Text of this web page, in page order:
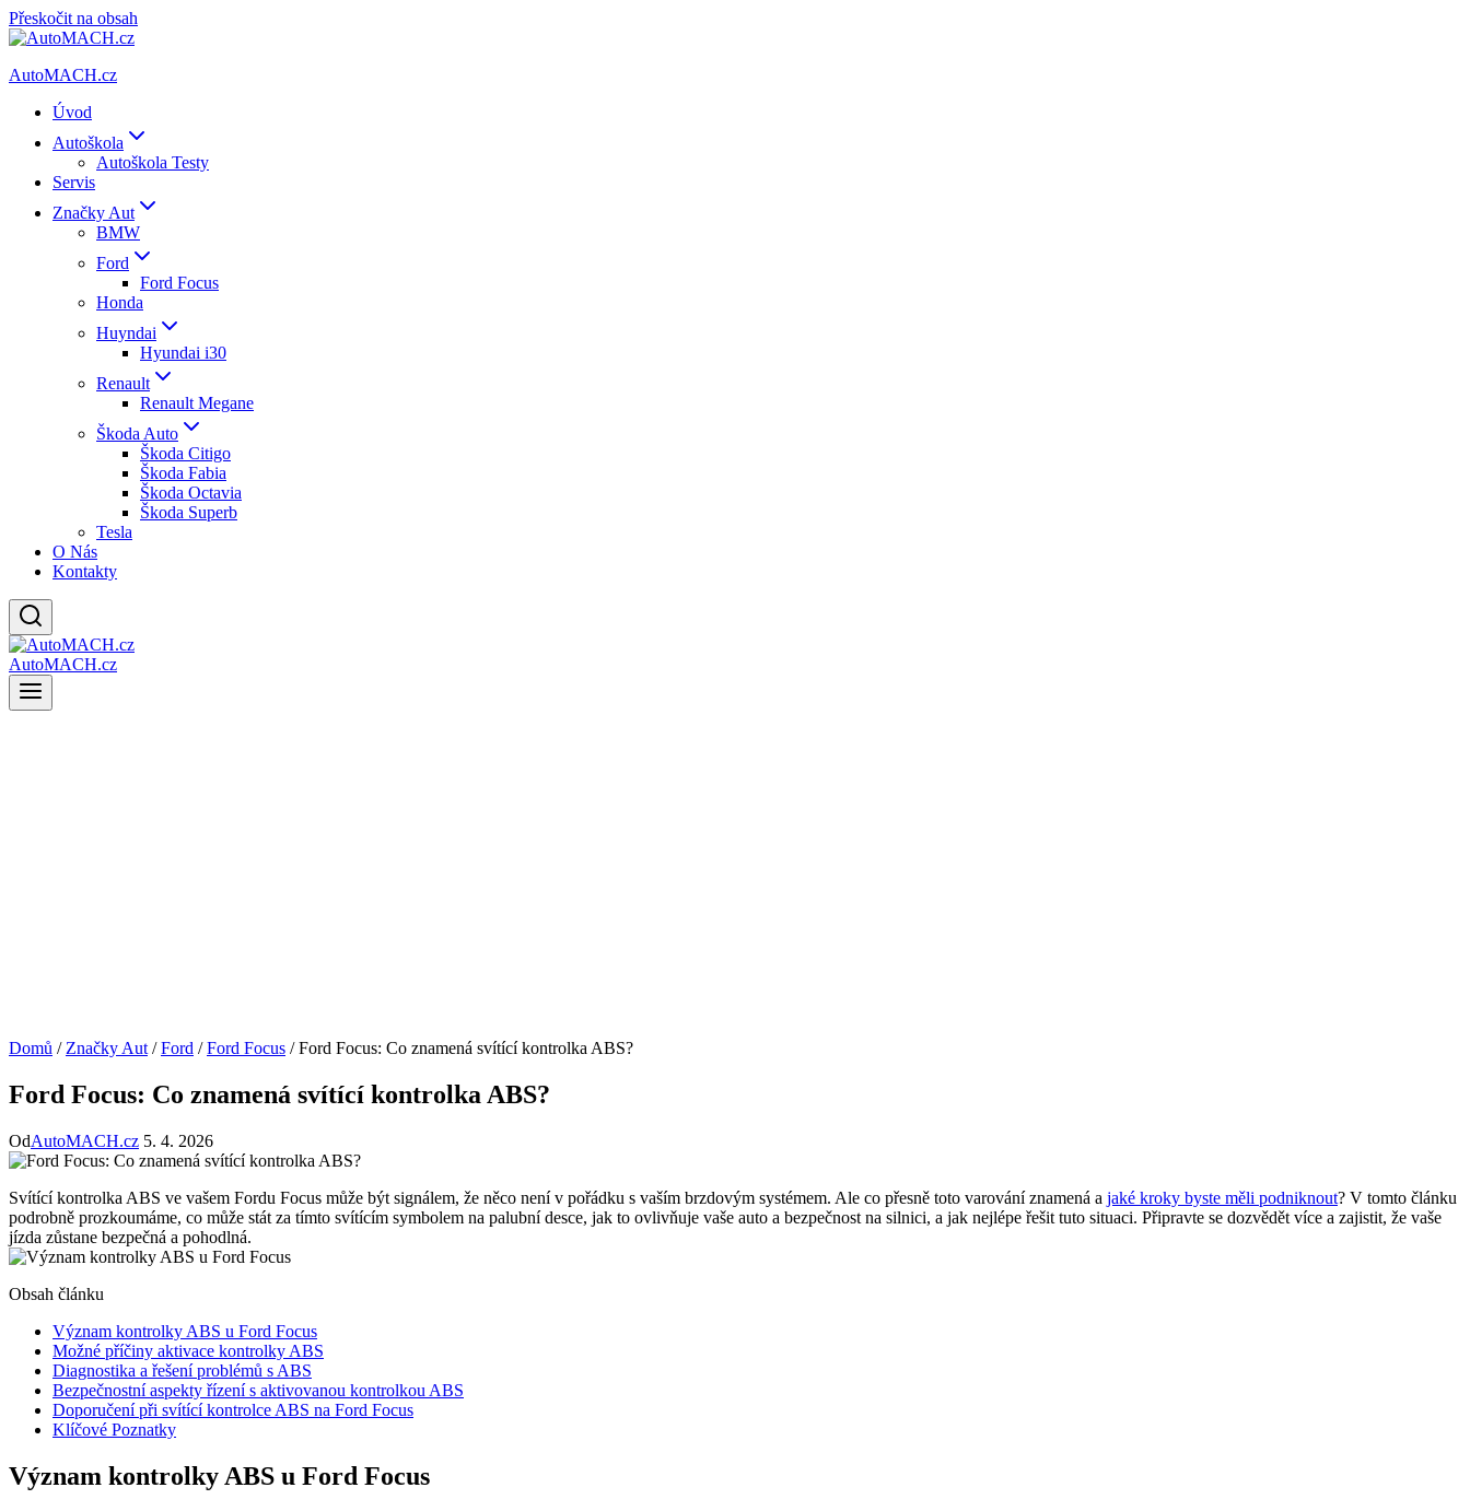
Přeskočit na obsah
AutoMACH.cz
Úvod
Autoškola
Autoškola Testy
Servis
Značky Aut
BMW
Ford
Ford Focus
Honda
Huyndai
Hyundai i30
Renault
Renault Megane
Škoda Auto
Škoda Citigo
Škoda Fabia
Škoda Octavia
Škoda Superb
Tesla
O Nás
Kontakty
AutoMACH.cz
Domů / Značky Aut / Ford / Ford Focus / Ford Focus: Co znamená svítící kontrolka ABS?
Ford Focus: Co znamená svítící kontrolka ABS?
OdAutoMACH.cz 5. 4. 2026
Svítící kontrolka ABS ve vašem Fordu Focus může být signálem, že něco není v pořádku s vaším brzdovým systémem. Ale co přesně toto varování znamená a jaké kroky byste měli podniknout? V tomto článku
podrobně prozkoumáme, co může stát za tímto svítícím symbolem na palubní desce, jak to ovlivňuje vaše auto a bezpečnost na silnici, a jak nejlépe řešit tuto situaci. Připravte se dozvědět více a zajistit, že vaše
jízda zůstane bezpečná a pohodlná.
Obsah článku
Význam kontrolky ABS u Ford Focus
Možné příčiny aktivace kontrolky ABS
Diagnostika a řešení problémů s ABS
Bezpečnostní aspekty řízení s aktivovanou kontrolkou ABS
Doporučení při svítící kontrolce ABS na Ford Focus
Klíčové Poznatky
Význam kontrolky ABS u Ford Focus